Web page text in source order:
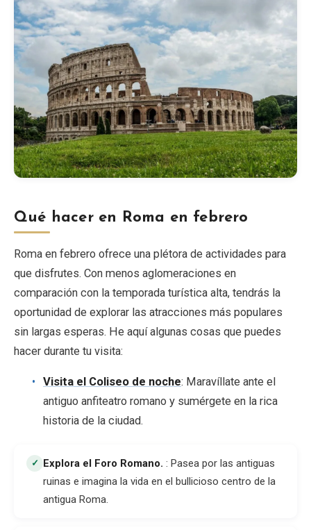
Qué hacer en Roma en febrero
Roma en febrero ofrece una plétora de actividades para
que disfrutes. Con menos aglomeraciones en
comparación con la temporada turística alta, tendrás la
oportunidad de explorar las atracciones más populares
sin largas esperas. He aquí algunas cosas que puedes
hacer durante tu visita:
Visita el Coliseo de noche: Maravíllate ante el
antiguo anfiteatro romano y sumérgete en la rica
historia de la ciudad.
✓ Explora el Foro Romano. : Pasea por las antiguas
ruinas e imagina la vida en el bullicioso centro de la
antigua Roma.